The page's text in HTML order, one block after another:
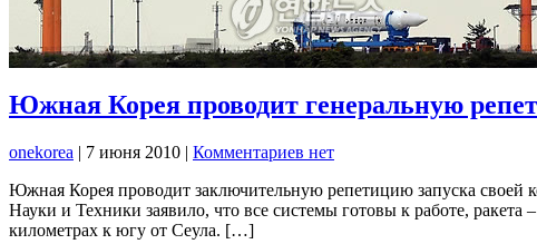
Южная Корея проводит генеральную
onekorea | 7 июня 2010 | Комментариев нет
Южная Корея проводит заключительную репетицию запуска своей
Науки и Техники заявило, что все системы готовы к работе,
километрах к югу от Сеула. […]